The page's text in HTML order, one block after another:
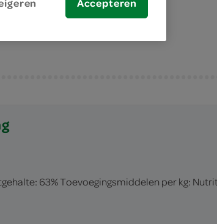
63% Toevoegingsmiddelen per kg:
Accepteren